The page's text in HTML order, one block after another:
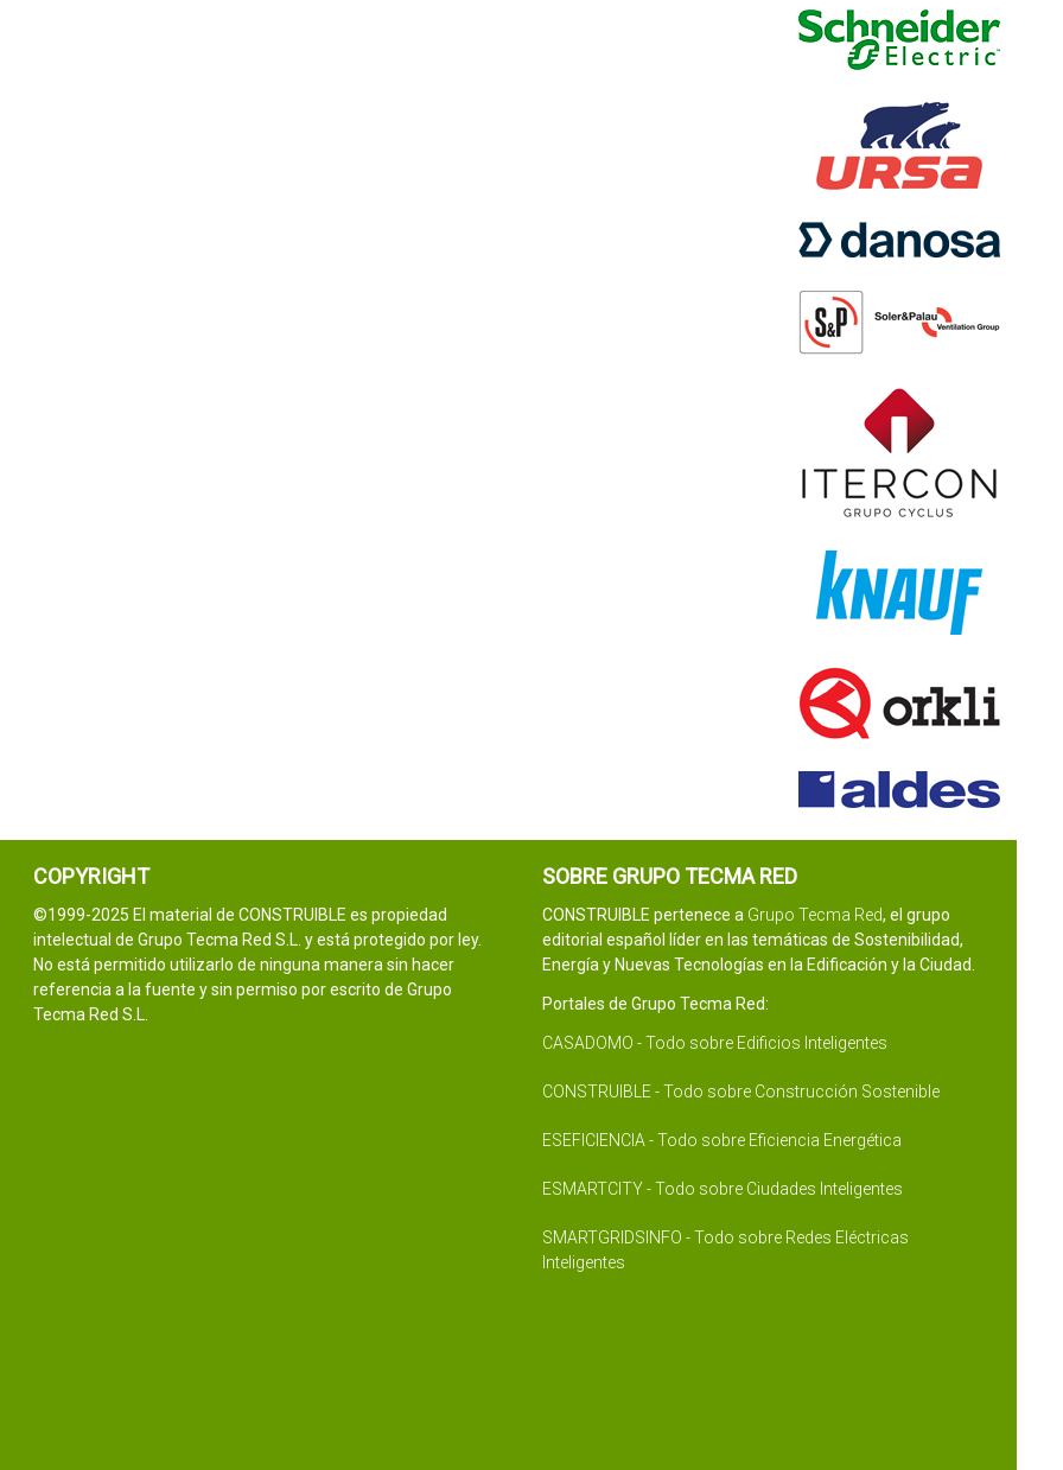
COPYRIGHT
©1999-2025 El material de CONSTRUIBLE es propiedad
intelectual de Grupo Tecma Red S.L. y está protegido por ley.
No está permitido utilizarlo de ninguna manera sin hacer
referencia a la fuente y sin permiso por escrito de Grupo
Tecma Red S.L.
SOBRE GRUPO TECMA RED
CONSTRUIBLE pertenece a Grupo Tecma Red, el grupo
editorial español líder en las temáticas de Sostenibilidad,
Energía y Nuevas Tecnologías en la Edificación y la Ciudad.
Portales de Grupo Tecma Red:
CASADOMO - Todo sobre Edificios Inteligentes
CONSTRUIBLE - Todo sobre Construcción Sostenible
ESEFICIENCIA - Todo sobre Eficiencia Energética
ESMARTCITY - Todo sobre Ciudades Inteligentes
SMARTGRIDSINFO - Todo sobre Redes Eléctricas
Inteligentes